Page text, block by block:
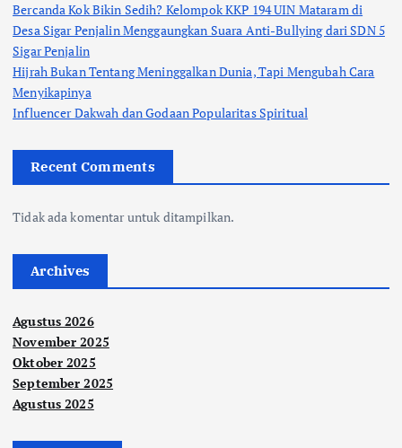
Bercanda Kok Bikin Sedih? Kelompok KKP 194 UIN Mataram di
Desa Sigar Penjalin Menggaungkan Suara Anti-Bullying dari SDN 5
Sigar Penjalin
Hijrah Bukan Tentang Meninggalkan Dunia, Tapi Mengubah Cara
Menyikapinya
Influencer Dakwah dan Godaan Popularitas Spiritual
Recent Comments
Tidak ada komentar untuk ditampilkan.
Archives
Agustus 2026
November 2025
Oktober 2025
September 2025
Agustus 2025